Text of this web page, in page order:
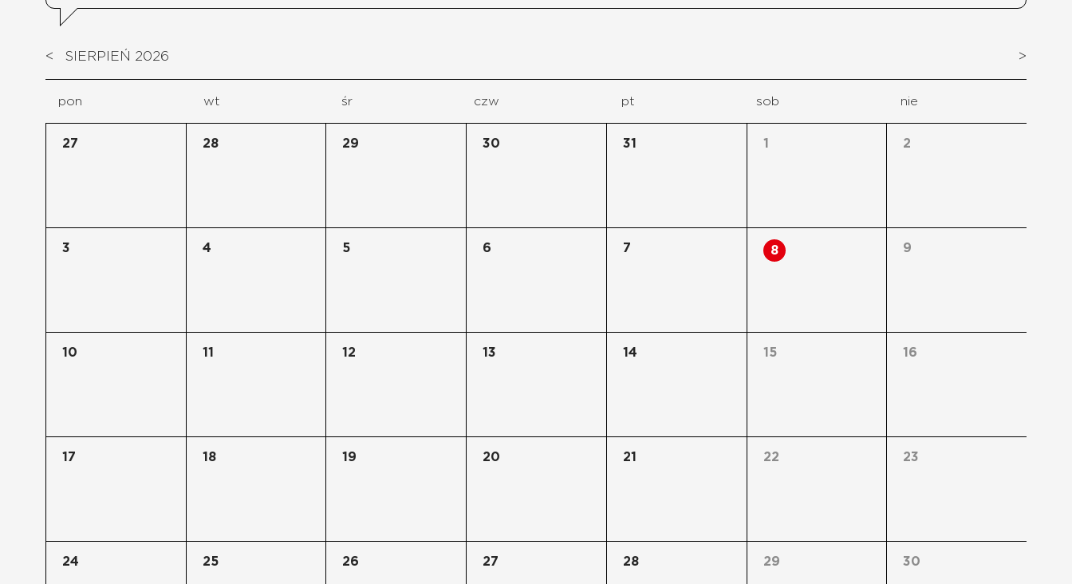
< SIERPIEŃ 2026 >
pon wt śr czw pt sob nie
27 28 29 30 31 1 2
3 4 5 6 7 8 9
10 11 12 13 14 15 16
17 18 19 20 21 22 23
24 25 26 27 28 29 30